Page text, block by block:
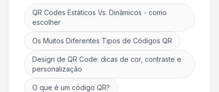
QR Codes Estáticos Vs. Dinâmicos - como
escolher
Os Muitos Diferentes Tipos de Códigos QR
Design de QR Code: dicas de cor, contraste e
personalização
O que é um código QR?